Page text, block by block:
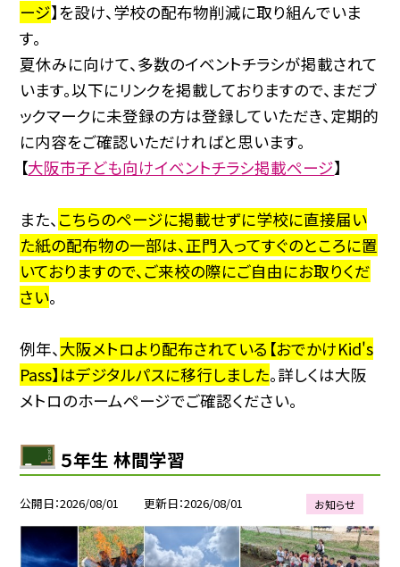
ージ】を設け、学校の配布物削減に取り組んでいま
す。
夏休みに向けて、多数のイベントチラシが掲載されて
います。以下にリンクを掲載しておりますので、まだブ
ックマークに未登録の方は登録していただき、定期的
に内容をご確認いただければと思います。
【大阪市子ども向けイベントチラシ掲載ページ】
また、 こちらのページに掲載せずに学校に直接届い
た紙の配布物の一部は、正門入ってすぐのところに置
いておりますので、ご来校の際にご自由にお取りくだ
さい。
例年、大阪メトロより配布されている【おでかけKid's
Pass】はデジタルパスに移行しました。詳しくは大阪
メトロのホームページでご確認ください。
５年生 林間学習
公開日 2026/08/01 更新日 2026/08/01 お知らせ